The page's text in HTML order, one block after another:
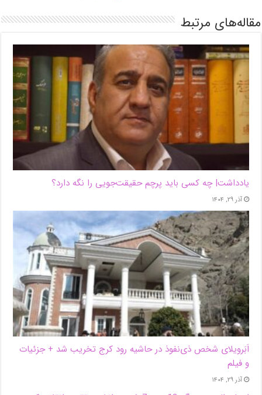
مقاله‌های مرتبط
یادداشت| ‌چه کسی باید پرچم حقیقت‌جویی را نگه دارد؟
آذر ۲۹, ۱۴۰۴
اَبَر‌ویلای شخص ذی‌نفوذ در حاشیه‌ رود کرج تخریب شد + جزئیات
و فیلم
آذر ۲۹, ۱۴۰۴